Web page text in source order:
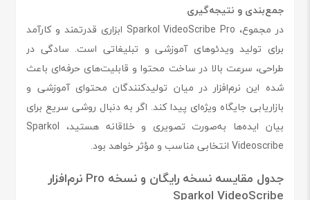
جمع‌بندی و نتیجه‌گیری
در مجموع، Sparkol VideoScribe Pro ابزاری قدرتمند و کارآمد
برای تولید ویدئوهای آموزشی و تبلیغاتی است. سادگی در
طراحی، سرعت بالا در ساخت محتوا و قابلیت‌های حرفه‌ای باعث
شده این نرم‌افزار در میان تولیدکنندگان محتوای آموزشی و
بازاریابی جایگاه ویژه‌ای پیدا کند. اگر به دنبال روشی سریع برای
بیان ایده‌ها به‌صورت تصویری و خلاقانه هستید، Sparkol
Videoscribe انتخابی مناسب و مؤثر خواهد بود.
جدول مقایسه نسخه رایگان و نسخه Pro نرم‌افزار
Sparkol VideoScribe